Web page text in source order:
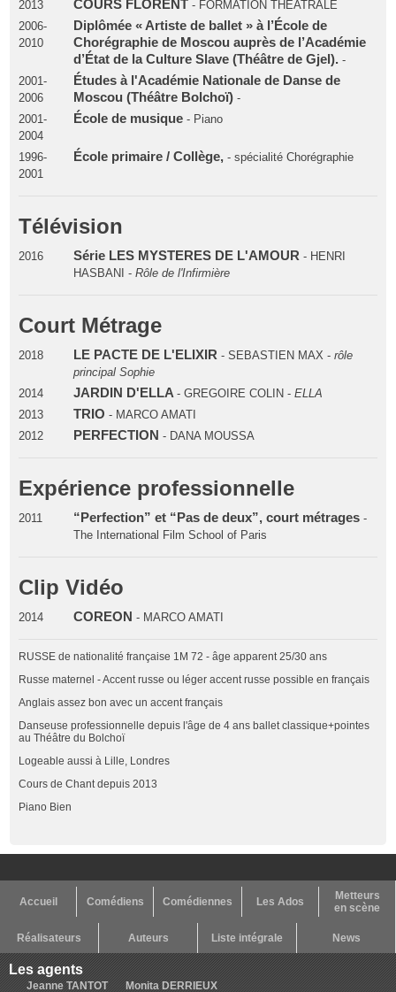
2013
COURS FLORENT- FORMATION THEATRALE
2006-
2010
Diplômée « Artiste de ballet » à l’École de
Chorégraphie de Moscou auprès de l’Académie
d’État de la Culture Slave (Théâtre de Gjel).-
2001-
2006
Études à l'Académie Nationale de Danse de
Moscou (Théâtre Bolchoï)-
2001-
2004
École de musique - Piano
1996-
2001
École primaire / Collège,- spécialité Chorégraphie
Télévision
2016 Série LES MYSTERES DE L'AMOUR- HENRI
HASBANI - Rôle de l'Infirmière
Court Métrage
2018 LE PACTE DE L'ELIXIR- SEBASTIEN MAX - rôle
principal Sophie
2014
JARDIN D'ELLA - GREGOIRE COLIN - ELLA
2013
TRIO - MARCO AMATI
2012
PERFECTION - DANA MOUSSA
Expérience professionnelle
2011 “Perfection” et “Pas de deux”, court métrages -
The International Film School of Paris
Clip Vidéo
2014 COREON - MARCO AMATI
RUSSE de nationalité française 1M 72 - âge apparent 25/30 ans
Russe maternel - Accent russe ou léger accent russe possible en français
Anglais assez bon avec un accent français
Danseuse professionnelle depuis l'âge de 4 ans ballet classique+pointes
au Théâtre du Bolchoï
Logeable aussi à Lille, Londres
Cours de Chant depuis 2013
Piano Bien
Accueil Comédiens Comédiennes Les Ados
Metteurs
en scène
Réalisateurs Auteurs Liste intégrale News
Les agents
Jeanne TANTOT Monita DERRIEUX